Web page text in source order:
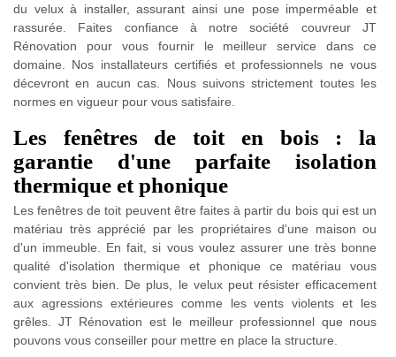
du velux à installer, assurant ainsi une pose imperméable et
rassurée. Faites confiance à notre société couvreur JT
Rénovation pour vous fournir le meilleur service dans ce
domaine. Nos installateurs certifiés et professionnels ne vous
décevront en aucun cas. Nous suivons strictement toutes les
normes en vigueur pour vous satisfaire.
Les fenêtres de toit en bois : la
garantie d'une parfaite isolation
thermique et phonique
Les fenêtres de toit peuvent être faites à partir du bois qui est un
matériau très apprécié par les propriétaires d'une maison ou
d'un immeuble. En fait, si vous voulez assurer une très bonne
qualité d'isolation thermique et phonique ce matériau vous
convient très bien. De plus, le velux peut résister efficacement
aux agressions extérieures comme les vents violents et les
grêles. JT Rénovation est le meilleur professionnel que nous
pouvons vous conseiller pour mettre en place la structure.